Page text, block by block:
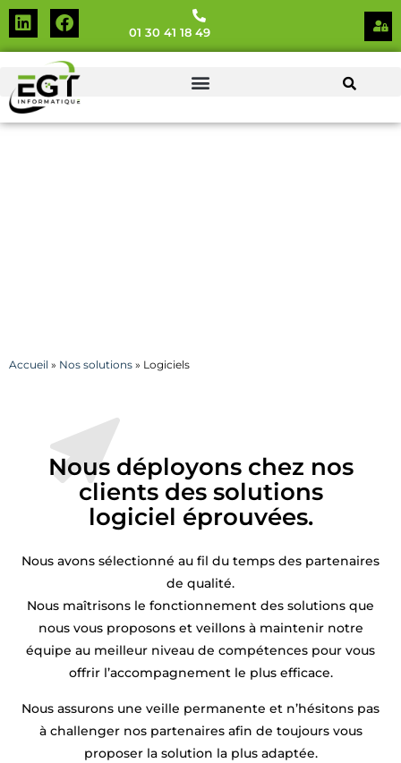
01 30 41 18 49
Accueil » Nos solutions » Logiciels
Nous déployons chez nos
clients des solutions
logiciel éprouvées.
Nous avons sélectionné au fil du temps des partenaires
de qualité.
Nous maîtrisons le fonctionnement des solutions que
nous vous proposons et veillons à maintenir notre
équipe au meilleur niveau de compétences pour vous
offrir l’accompagnement le plus efficace.
Nous assurons une veille permanente et n’hésitons pas
à challenger nos partenaires afin de toujours vous
proposer la solution la plus adaptée.